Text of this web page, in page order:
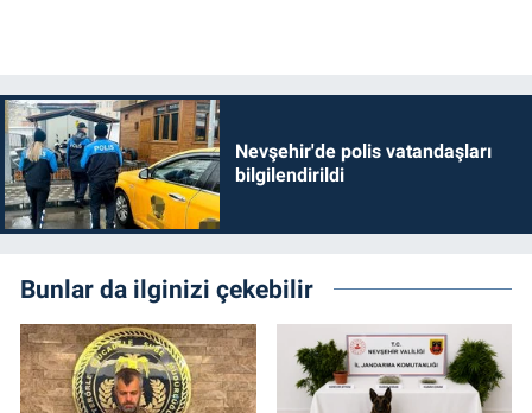
Nevşehir'de polis vatandaşları
bilgilendirildi
Bunlar da ilginizi çekebilir